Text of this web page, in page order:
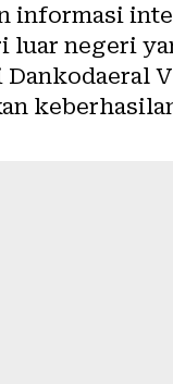
informasi
negeri